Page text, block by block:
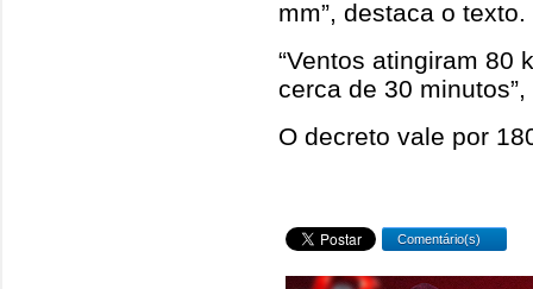
mm”, destaca o texto.
“Ventos atingiram 80
cerca de 30
O decreto vale por
Comentário(s)